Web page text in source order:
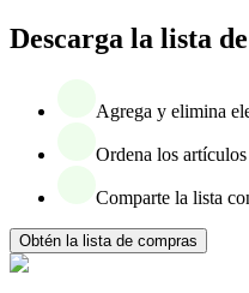
Descarga la lista
Agrega y elimina
Ordena los
Comparte la lista
Obtén la lista de compras